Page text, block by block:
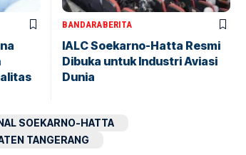
BANDARABERITA
IALC Soekarno-Hatta Resmi
Dibuka untuk Industri Aviasi
Dunia
SOEKARNO-HATTA
TANGERANG